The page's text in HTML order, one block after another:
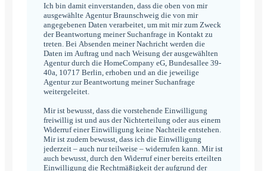
Ich bin damit einverstanden, dass die oben von mir
ausgewählte Agentur Braunschweig die von mir
angegebenen Daten verarbeitet, um mit mir zum Zweck
der Beantwortung meiner Suchanfrage in Kontakt zu
treten. Bei Absenden meiner Nachricht werden die
Daten im Auftrag und nach Weisung der ausgewählten
Agentur durch die HomeCompany eG, Bundesallee 39-
40a, 10717 Berlin, erhoben und an die jeweilige
Agentur zur Beantwortung meiner Suchanfrage
weitergeleitet.
Mir ist bewusst, dass die vorstehende Einwilligung
freiwillig ist und aus der Nichterteilung oder aus einem
Widerruf einer Einwilligung keine Nachteile entstehen.
Mir ist zudem bewusst, dass ich die Einwilligung
jederzeit – auch nur teilweise – widerrufen kann. Mir ist
auch bewusst, durch den Widerruf einer bereits erteilten
Einwilligung die Rechtmäßigkeit der aufgrund der